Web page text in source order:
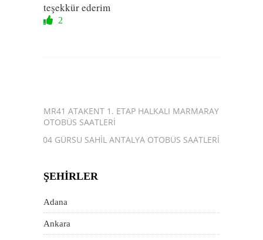
teşekkür ederim
2
MR41 ATAKENT 1. ETAP HALKALI MARMARAY
OTOBÜS SAATLERI
104 GÜRSU SAHIL ANTALYA OTOBÜS SAATLERI
ŞEHIRLER
Adana
Ankara